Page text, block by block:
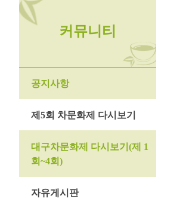
커뮤니티
공지사항
제5회 차문화제 다시보기
대구차문화제 다시보기(제 1
회~4회)
자유게시판